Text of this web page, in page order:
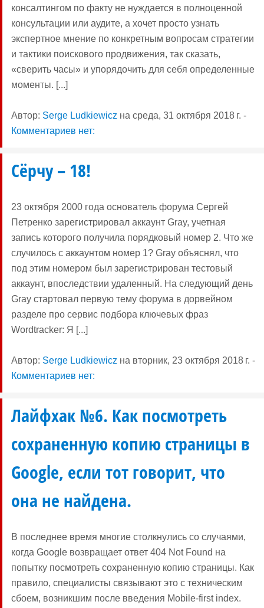
консалтингом по факту не нуждается в полноценной
консультации или аудите, а хочет просто узнать
экспертное мнение по конкретным вопросам стратегии
и тактики поискового продвижения, так сказать,
«сверить часы» и упорядочить для себя определенные
моменты. [...]
Автор: Serge Ludkiewicz на среда, 31 октября 2018 г. -
Комментариев нет:
Сёрчу – 18!
23 октября 2000 года оcнователь форума Сергей
Петренко зарегистрировал аккаунт Gray, учетная
запись которого получила порядковый номер 2. Что же
случилось с аккаунтом номер 1? Gray объяснял, что
под этим номером был зарегистрирован тестовый
аккаунт, впоследствии удаленный. На следующий день
Gray стартовал первую тему форума в дорвейном
разделе про сервис подбора ключевых фраз
Wordtracker: Я [...]
Автор: Serge Ludkiewicz на вторник, 23 октября 2018 г. -
Комментариев нет:
Лайфхак №6. Как посмотреть
сохраненную копию страницы в
Google, если тот говорит, что
она не найдена.
В последнее время многие столкнулись со случаями,
когда Gооgle возвращает ответ 404 Not Found на
попытку посмотреть сохраненную копию страницы. Как
правило, специалисты связывают это с техническим
сбоем, возникшим после введения Mobile-first index.